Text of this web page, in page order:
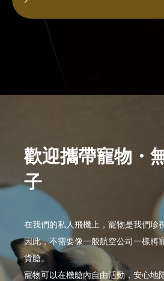
歡迎攜帶寵物・
子
在我們的私人飛機上，寵物是我們珍
因此，不需要像一般航空公司一樣將
貨艙。
寵物可以在機艙內自由活動，安心地